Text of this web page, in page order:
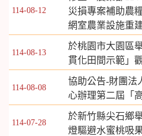
114-08-12
災損專案補助農
網室農業設施重
114-08-13
於桃園市大園區
貫化田間示範」
114-08-08
協助公告-財團法
心辦理第二屆「
114-07-28
於新竹縣尖石鄉
燈驅避水蜜桃吸